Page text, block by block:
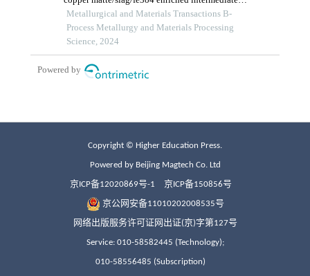
Copyright © Higher Education Press.
Powered by Beijing Magtech Co. Ltd
京ICP备12020869号-1 京ICP备150856号
京公网安备11010202008535号
网络出版服务许可证网出证(京)字第127号
Service: 010-58582445 (Technology);
010-58556485 (Subscription)